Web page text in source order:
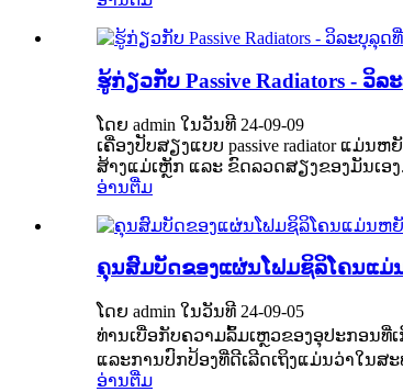
ຮູ້ກ່ຽວກັບ Passive Radiators - ວິ
ໂດຍ admin ໃນວັນທີ 24-09-09
ເຄື່ອງປັບສຽງແບບ passive radiator ແມ່ນ
ສ້າງແມ່ເຫຼັກ ແລະ ຂົດລວດສຽງຂອງມັນເອ
ອ່ານຕື່ມ
ຄຸນສົມບັດຂອງແຜ່ນໂຟມຊິລິໂຄນແມ່
ໂດຍ admin ໃນວັນທີ 24-09-05
ທ່ານເບື່ອກັບຄວາມລົ້ມເຫຼວຂອງອຸປະກອນ
ແລະການປົກປ້ອງທີ່ດີເລີດເຖິງແມ່ນວ່າໃນ
ອ່ານຕື່ມ